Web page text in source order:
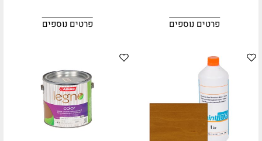
פרטים נוספים פרטים נוספים